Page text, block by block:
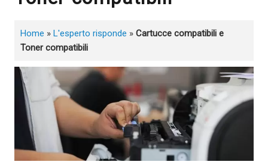
Home » L'esperto risponde » Cartucce compatibili e
Toner compatibili